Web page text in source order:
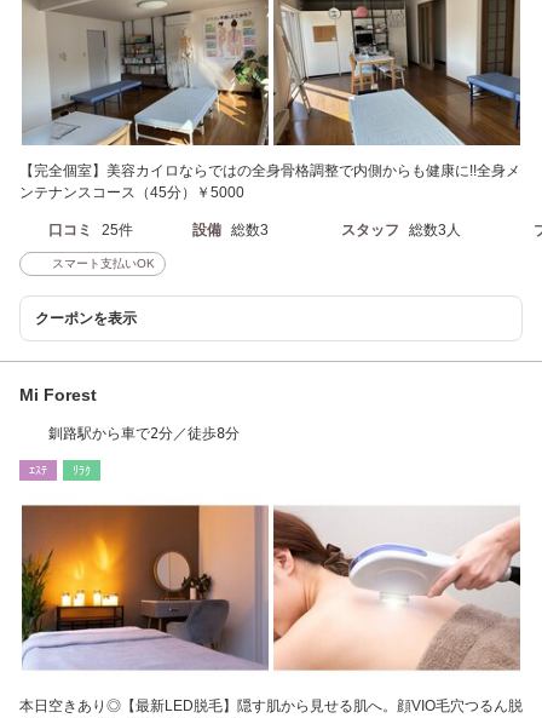
【完全個室】美容カイロならではの全身骨格調整で内側からも健康に!!全身メ
ンテナンスコース（45分）￥5000
口コミ 25件 設備 総数3 スタッフ 総数3人
スマート支払いOK
クーポンを表示
Mi Forest
釧路駅から車で2分／徒歩8分
ｴｽﾃ ﾘﾗｸ
本日空きあり◎【最新LED脱毛】隠す肌から見せる肌へ。顔VIO毛穴つるん脱